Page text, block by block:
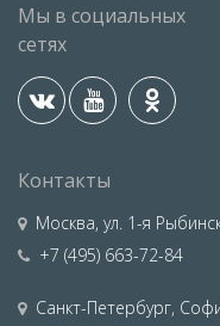
Мы в социальных
сетях
Контакты
Москва, ул. 1-я
+7 (495) 663-72-84
Санкт-Петербург,